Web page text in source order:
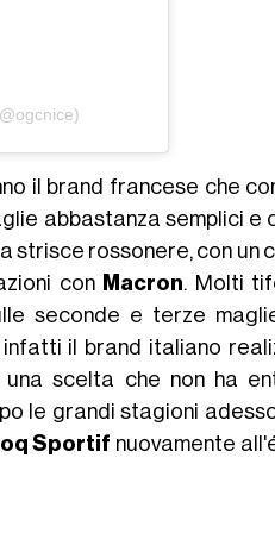
il brand francese che
abbastanza semplici e
strisce rossonere, con un
con Macron. Molti
seconde e terze
il brand italiano
una scelta che non ha
le grandi stagioni
Sportif nuovamente